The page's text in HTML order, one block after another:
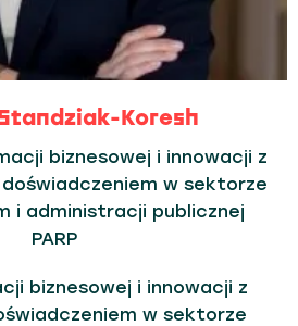
Koresh
biznesowej i innowacji z
w sektorze
i administracji publicznej
PARP
biznesowej i innowacji z
w sektorze